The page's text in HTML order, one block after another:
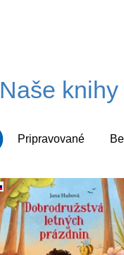
Naše knihy
Pripravované